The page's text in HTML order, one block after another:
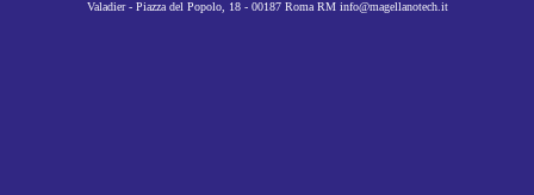
Valadier - Piazza del Popolo, 18 - 00187 Roma RM info@magellanotech.it